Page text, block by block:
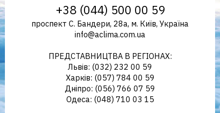
Україні
+38 (044) 500 00 59
проспект С. Бандери, 28а, м. Київ, Україна
info@aclima.com.ua
ПРЕДСТАВНИЦТВА В РЕГІОНАХ:
Львів: (032) 232 00 59
Харків: (057) 784 00 59
Дніпро: (056) 766 07 59
Одеса: (048) 710 03 15